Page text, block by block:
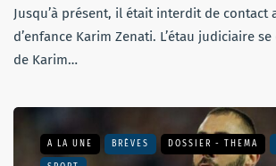
Jusqu’à présent, il était interdit de contact
d’enfance Karim Zenati. L’étau judiciaire
de Karim…
A LA UNE BRÈVES DOSSIER - THEMA